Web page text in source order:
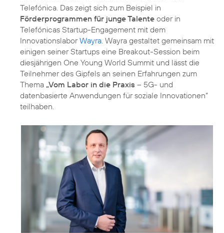
Telefónica. Das zeigt sich zum Beispiel in
Förderprogrammen für junge Talente oder in
Telefónicas Startup-Engagement mit dem
InnovationslaborWayra . Wayra gestaltet gemeinsam mit
einigen seiner Startups eine Breakout-Session beim
diesjährigen One Young World Summit und lässt die
Teilnehmer des Gipfels an seinen Erfahrungen zum
Thema „Vom Labor in die Praxis – 5G- und
datenbasierte Anwendungen für soziale Innovationen“